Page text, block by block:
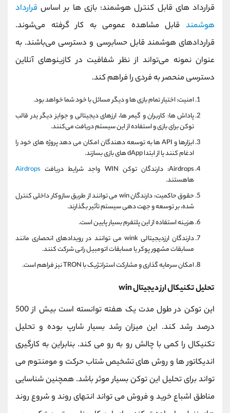
قرارداد های قابل کنترل هوشمند: بازی‎ ها بر اساس
قرارداد
هوشمند
قابل مشاهده عمومی به کار گرفته می‎‌شوند.
قراردادهای هوشمند قابل حسابرسی و دسترسی می‎‌باشند. به
عنوان نمونه می‎‌تواند از نظر شفافیت در کازینوهای آنلاین
دسترسی منحصر به فردی را فراهم کند.
امنیت: اختیار تمام بازی ها و دیگر مسائل با خود شما خواهد بود.
پاداش ها: کاربران ‎‌و گیمر ها، ارزهای دیجیتالی و جوایز دیگر یدر قالب
توکن برای بازی و استفاده از این سیستم دریافت می‎‌کنند.
ابزارها و API ها به توسعه دهندگان امکان می دهد پروژه های خود را
ادغام کنند یا از ابتدا dApp های بازی بسازند.
Airdrops: دارندگان توکن WIN واجد شرایط دریافت
Airdrops
هاهستند.
حقوق حاکمیت: دارندگان win می توانند از طریق سازوکار داخلی کنترل
شده، بر توسعه و جهت دهی سیستم تأثیر بگذارند.
هزینه استفاده از این پلتفرم بسیار پایین است.
دارندگان ارزدیجیتالی wink می توانند در رویدادهای انحصاری مانند
مسابقات مشهور پوکر یا مسابقات اتومبیل رانی شرکت کنند.
امکان سرمایه گذاری و مشارکت استراتژیک با TRON نیز فراهم است.
تحلیل تکنیکال ارز دیجیتال win
این توکن در طول مدت یک هفته توانسته است بیش از 500
درصد رشد کند. این میزان رشد بسیار شارپ بوده و تحلیل
تکنیکال را کمی با چالش رو به رو می کند. بنابراین به کارگیری
اندیکاتور ها و روش های تشخیص شتاب حرکت و مومنتوم می
تواند برای تحلیل این توکن بسیار موثر باشد. همچنین شناسایی
مناطق اشباع خرید و فروش می تواند انتهای روند و شروع روند